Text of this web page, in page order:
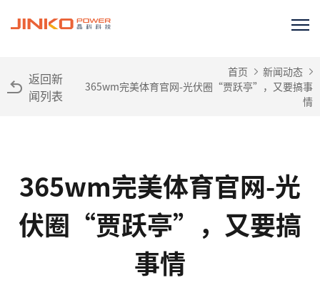
返回新
闻列表
首页
新闻动态
365wm完美体育官网-光伏圈“贾跃亭”，又要搞事
情
365wm完美体育官网-光
伏圈“贾跃亭”，又要搞
事情